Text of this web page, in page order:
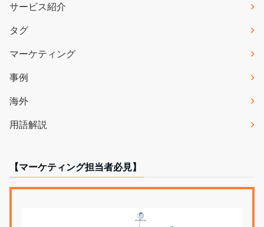
サービス紹介
タグ
マーケティング
事例
海外
用語解説
【マーケティング担当者必見】